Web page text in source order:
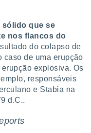
sólido que se
nos flancos do
do colapso de
caso de uma erupção
explosiva. Os
responsáveis
e Stabia na
d.C..